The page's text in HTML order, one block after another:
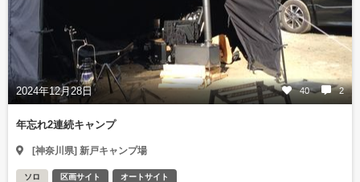
2024年12月28日 40 2
年忘れ2連続キャンプ
[神奈川県] 新戸キャンプ場
ソロ 区画サイト オートサイト